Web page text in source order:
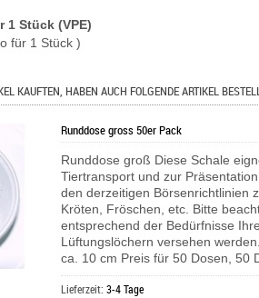
1 Stück (VPE)
für 1 Stück )
KAUFTEN, HABEN AUCH FOLGENDE ARTIKEL
Runddose gross 50er Pack
Runddose groß Diese Schale
Tiertransport und zur
den derzeitigen Börsenrichtlinien
Kröten, Fröschen, etc. Bitte
entsprechend der Bedürfnisse
Lüftungslöchern versehen
ca. 10 cm Preis für 50 Dosen, 50
Lieferzeit:3-4 Tage